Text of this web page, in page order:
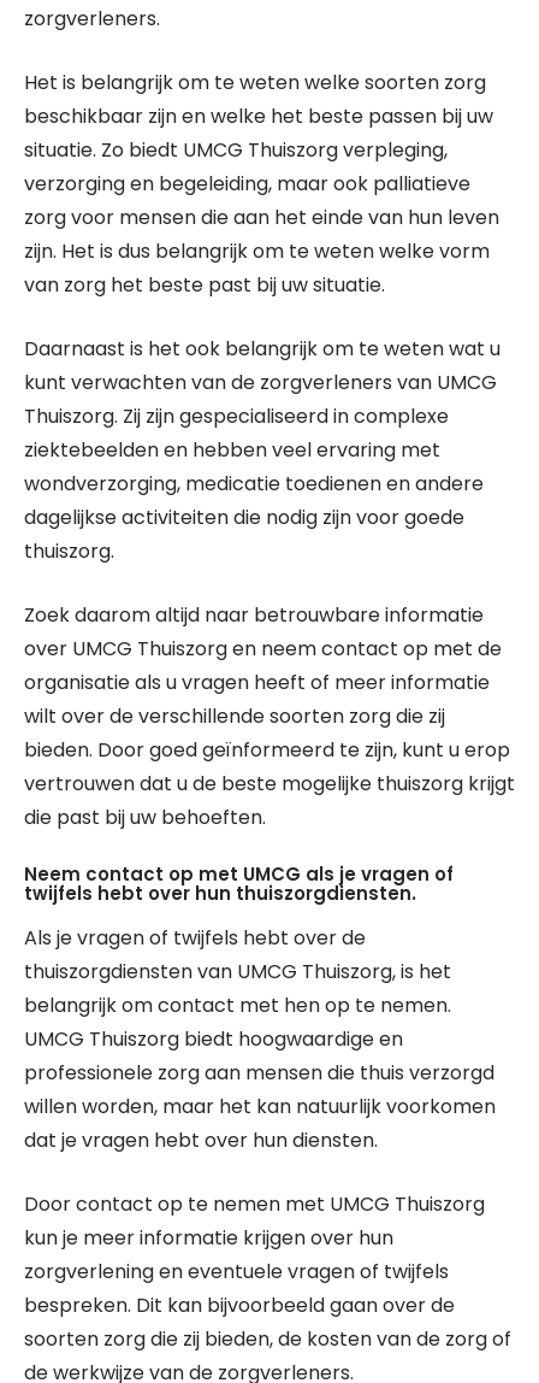
zorgverleners.
Het is belangrijk om te weten welke soorten zorg
beschikbaar zijn en welke het beste passen bij uw
situatie. Zo biedt UMCG Thuiszorg verpleging,
verzorging en begeleiding, maar ook palliatieve
zorg voor mensen die aan het einde van hun leven
zijn. Het is dus belangrijk om te weten welke vorm
van zorg het beste past bij uw situatie.
Daarnaast is het ook belangrijk om te weten wat u
kunt verwachten van de zorgverleners van UMCG
Thuiszorg. Zij zijn gespecialiseerd in complexe
ziektebeelden en hebben veel ervaring met
wondverzorging, medicatie toedienen en andere
dagelijkse activiteiten die nodig zijn voor goede
thuiszorg.
Zoek daarom altijd naar betrouwbare informatie
over UMCG Thuiszorg en neem contact op met de
organisatie als u vragen heeft of meer informatie
wilt over de verschillende soorten zorg die zij
bieden. Door goed geïnformeerd te zijn, kunt u erop
vertrouwen dat u de beste mogelijke thuiszorg krijgt
die past bij uw behoeften.
Neem contact op met UMCG als je vragen of
twijfels hebt over hun thuiszorgdiensten.
Als je vragen of twijfels hebt over de
thuiszorgdiensten van UMCG Thuiszorg, is het
belangrijk om contact met hen op te nemen.
UMCG Thuiszorg biedt hoogwaardige en
professionele zorg aan mensen die thuis verzorgd
willen worden, maar het kan natuurlijk voorkomen
dat je vragen hebt over hun diensten.
Door contact op te nemen met UMCG Thuiszorg
kun je meer informatie krijgen over hun
zorgverlening en eventuele vragen of twijfels
bespreken. Dit kan bijvoorbeeld gaan over de
soorten zorg die zij bieden, de kosten van de zorg of
de werkwijze van de zorgverleners.